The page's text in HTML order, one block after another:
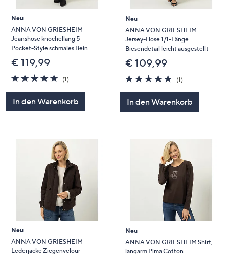
Neu
ANNA VON GRIESHEIM
Jeanshose knöchellang 5-
Pocket-Style schmales Bein
€ 119,99
5.0
von
(1)1
In den Warenkorb
Neu
ANNA VON GRIESHEIM
Jersey-Hose 1/1-Länge
Biesendetail leicht ausgestellt
€ 109,99
5.0
von
(1)1
In den Warenkorb
Neu
ANNA VON GRIESHEIM
Lederjacke Ziegenvelour
Neu
ANNA VON GRIESHEIM Shirt,
langarm Pima Cotton